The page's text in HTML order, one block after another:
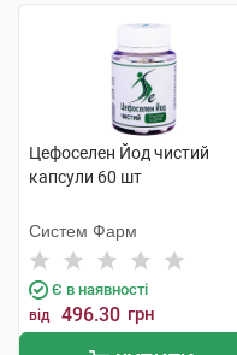
Цефоселен Йод чистий
капсули 60 шт
Систем Фарм
Є в наявності
від 496.30 грн